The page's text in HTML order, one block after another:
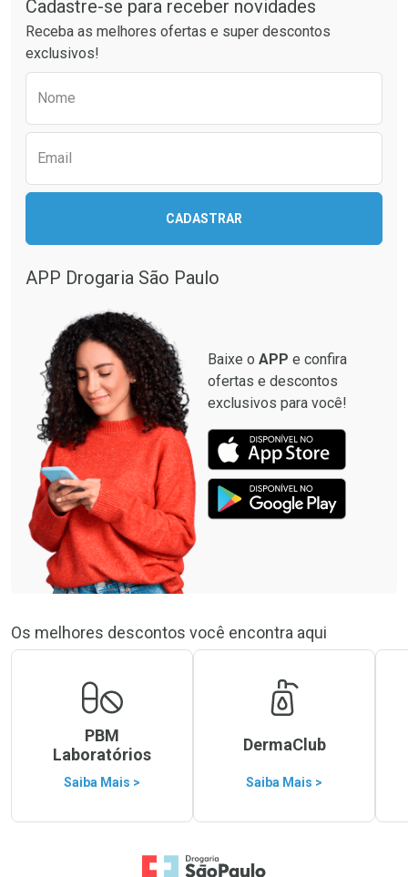
Comprar sem Desconto
Por R$ 26,59/cada
Comprar sem Desconto
Por R$ 26,59/cada
Comprar sem Desconto
Comprar sem Desconto
Cadastre-se para receber novidades
Receba as melhores ofertas e super descontos
exclusivos!
Nome
Email
CADASTRAR
APP Drogaria São Paulo
Baixe o APP e confira
ofertas e descontos
exclusivos para você!
Os melhores descontos você encontra aqui
PBM
Laboratórios
Saiba Mais >
DermaClub
Saiba Mais >
Ir para a Home